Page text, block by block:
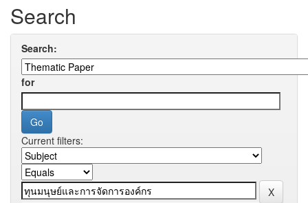
Search
Search:
for
Current filters: